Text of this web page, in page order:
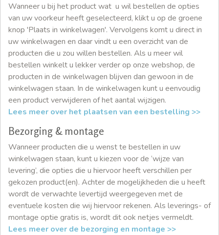
Wanneer u bij het product wat u wil bestellen de opties
van uw voorkeur heeft geselecteerd, klikt u op de groene
knop 'Plaats in winkelwagen'. Vervolgens komt u direct in
uw winkelwagen en daar vindt u een overzicht van de
producten die u zou willen bestellen. Als u meer wil
bestellen winkelt u lekker verder op onze webshop, de
producten in de winkelwagen blijven dan gewoon in de
winkelwagen staan. In de winkelwagen kunt u eenvoudig
een product verwijderen of het aantal wijzigen.
Lees meer over het plaatsen van een bestelling >>
Bezorging & montage
Wanneer producten die u wenst te bestellen in uw
winkelwagen staan, kunt u kiezen voor de ‘wijze van
levering’, die opties die u hiervoor heeft verschillen per
gekozen product(en). Achter de mogelijkheden die u heeft
wordt de verwachte levertijd weergegeven met de
eventuele kosten die wij hiervoor rekenen. Als leverings- of
montage optie gratis is, wordt dit ook netjes vermeldt.
Lees meer over de bezorging en montage >>